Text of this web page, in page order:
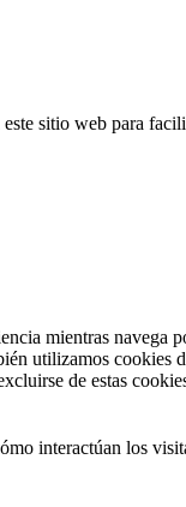
sitio web para
mientras navega
utilizamos cookies
de estas
interactúan los